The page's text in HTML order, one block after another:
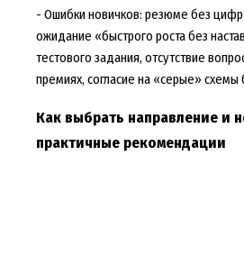
- Ошибки новичков: резюме без
ожидание «быстрого роста без
тестового задания, отсутствие
премиях, согласие на «серые» схемы
Как выбрать направление и
практичные рекомендации